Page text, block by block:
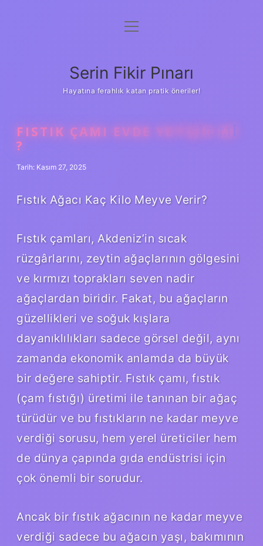
Gizlilik Politikası
Yasal Uyarı
menüyü
Serin Fikir Pınarı
Hayatına ferahlık katan pratik öneriler!
FISTIK ÇAMI EVDE YETIŞIR MI
?
Tarih: Kasım 27, 2025
Fıstık Ağacı Kaç Kilo Meyve Verir?
Fıstık çamları, Akdeniz’in sıcak
rüzgârlarını, zeytin ağaçlarının gölgesini
ve kırmızı toprakları seven nadir
ağaçlardan biridir. Fakat, bu ağaçların
güzellikleri ve soğuk kışlara
dayanıklılıkları sadece görsel değil, aynı
zamanda ekonomik anlamda da büyük
bir değere sahiptir. Fıstık çamı, fıstık
(çam fıstığı) üretimi ile tanınan bir ağaç
türüdür ve bu fıstıkların ne kadar meyve
verdiği sorusu, hem yerel üreticiler hem
de dünya çapında gıda endüstrisi için
çok önemli bir sorudur.
Ancak bir fıstık ağacının ne kadar meyve
verdiği sadece bu ağacın yaşı, bakımının